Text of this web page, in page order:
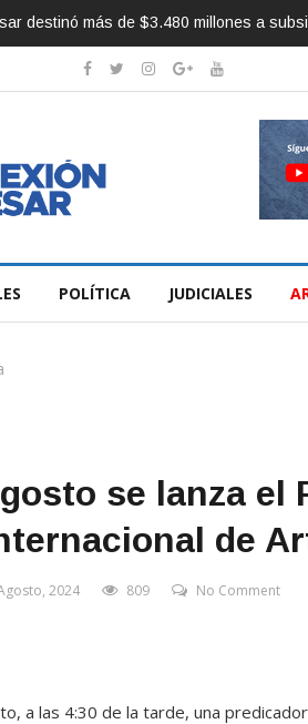
de Eventos está lista para Ixel Moda
POLÍTICA JUDICIALES
se lanza el
de
2024 809 No Comment
a las 4:30 de la tarde, una